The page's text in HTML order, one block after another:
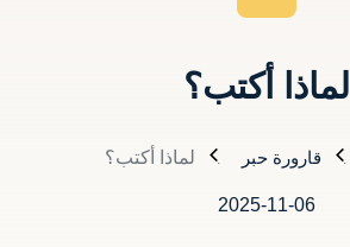
لماذا أكتب؟
قارورة حبر لماذا أكتب؟
2025-11-06